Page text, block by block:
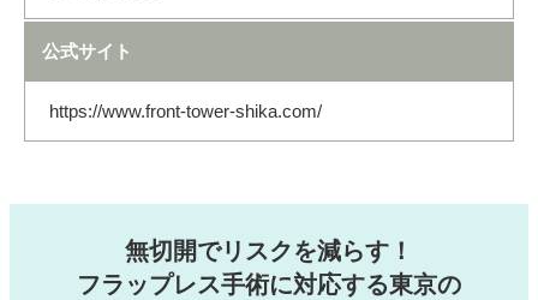
公式サイト
https://www.front-tower-shika.com/
無切開でリスクを減らす！
フラップレス手術に対応する東京の